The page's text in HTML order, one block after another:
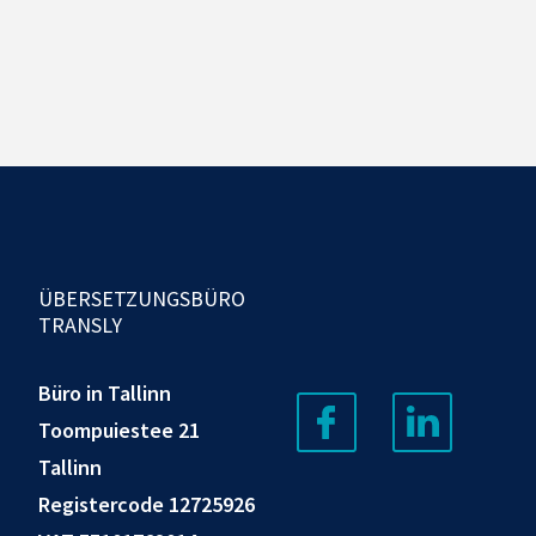
ÜBERSETZUNGSBÜRO
TRANSLY
Büro in Tallinn
Toompuiestee 21
Tallinn
Registercode 12725926